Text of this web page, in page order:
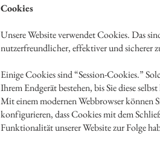
Cookies
Unsere Website verwendet Cookies. Das
nutzerfreundlicher, effektiver und sicherer
Einige Cookies sind “Session-Cookies.”
Ihrem Endgerät bestehen, bis Sie diese
Mit einem modernen Webbrowser können
konfigurieren, dass Cookies mit dem
Funktionalität unserer Website zur Folge